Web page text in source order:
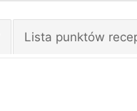
Lista punktów